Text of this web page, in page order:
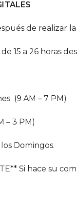
de realizar
de 15 a 26 horas
(9 AM – 7 PM)
– 3 PM)
Domingos.
Si hace su